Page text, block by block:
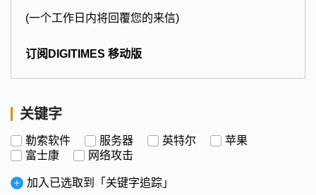
(一个工作日内将回覆您的来信)
订阅DIGITIMES 移动版
关键字
勒索软件 服务器 英特尔
苹果
富士康
网络攻击
加入已选取到「关键字追踪」